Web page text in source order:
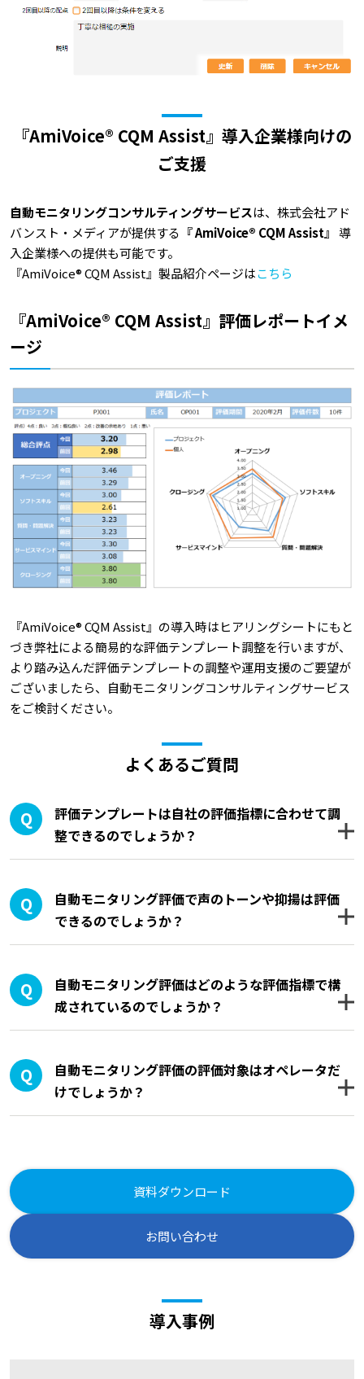
『AmiVoice® CQM Assist』導入企業様向けの
ご支援
自動モニタリングコンサルティングサービスは、株式会社アド
バンスト・メディアが提供する 『 AmiVoice® CQM Assist』 導
入企業様への提供も可能です。
『AmiVoice® CQM Assist』製品紹介ページはこちら
『AmiVoice® CQM Assist』評価レポートイメ
ージ
『AmiVoice® CQM Assist』の導入時はヒアリングシートにもと
づき弊社による簡易的な評価テンプレート調整を行いますが、
より踏み込んだ評価テンプレートの調整や運用支援のご要望が
ございましたら、自動モニタリングコンサルティングサービス
をご検討ください。
よくあるご質問
評価テンプレートは自社の評価指標に合わせて調
整できるのでしょうか？
自動モニタリング評価で声のトーンや抑揚は評価
できるのでしょうか？
自動モニタリング評価はどのような評価指標で構
成されているのでしょうか？
自動モニタリング評価の評価対象はオペレータだ
けでしょうか？
資料ダウンロード
お問い合わせ
導入事例